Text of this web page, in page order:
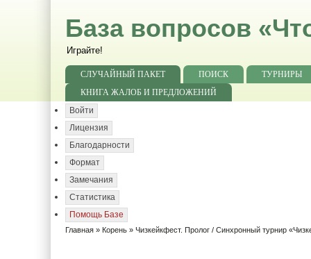
База вопросов
Играйте!
СЛУЧАЙНЫЙ ПАКЕТ ПОИСК
ТУРНИРЫ
КНИГА ЖАЛОБ И ПРЕДЛОЖЕНИЙ
Войти
Лицензия
Благодарности
Формат
Замечания
Статистика
Помощь Базе
Главная » Корень » Чизкейкфест. Пролог / Синхронный турнир